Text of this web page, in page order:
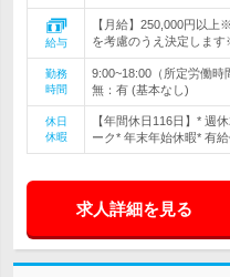
給与
【月給】250,000円以
を考慮のうえ決定しま
勤務
時間
9:00~18:00（所定労働
無：有 (基本なし)
休日
休暇
【年間休日116日】* 週
ーク* 年末年始休暇* 有
求人詳細を見る